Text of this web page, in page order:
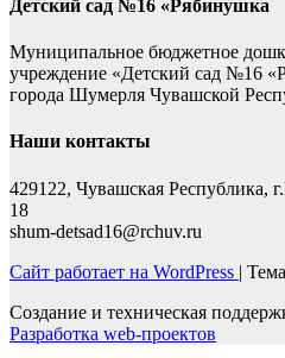
Детский сад №16 «Рябинушка
Муниципальное бюджетное
учреждение «Детский сад №16
города Шумерля Чувашской
Наши контакты
429122, Чувашская Республика,
18
shum-detsad16@rchuv.ru
Сайт работает на WordPress |
Создание и техническая
Разработка web-проектов